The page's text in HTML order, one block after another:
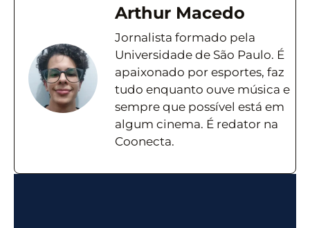
Arthur Macedo
Jornalista formado pela
Universidade de São Paulo. É
apaixonado por esportes, faz
tudo enquanto ouve música e
sempre que possível está em
algum cinema. É redator na
Coonecta.